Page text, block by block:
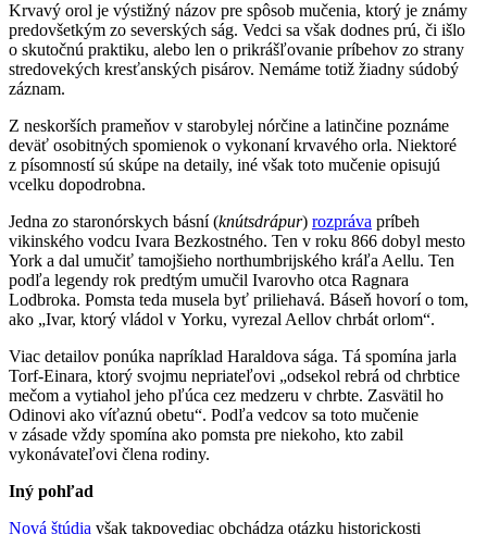
Krvavý orol je výstižný názov pre spôsob mučenia, ktorý je známy
predovšetkým zo severských ság. Vedci sa však dodnes prú, či išlo
o skutočnú praktiku, alebo len o prikrášľovanie príbehov zo strany
stredovekých kresťanských pisárov. Nemáme totiž žiadny súdobý
záznam.
Z neskorších prameňov v starobylej nórčine a latinčine poznáme
deväť osobitných spomienok o vykonaní krvavého orla. Niektoré
z písomností sú skúpe na detaily, iné však toto mučenie opisujú
vcelku dopodrobna.
Jedna zo staronórskych básní (knútsdrápur) rozpráva príbeh
vikinského vodcu Ivara Bezkostného. Ten v roku 866 dobyl mesto
York a dal umučiť tamojšieho northumbrijského kráľa Aellu. Ten
podľa legendy rok predtým umučil Ivarovho otca Ragnara
Lodbroka. Pomsta teda musela byť priliehavá. Báseň hovorí o tom,
ako „Ivar, ktorý vládol v Yorku, vyrezal Aellov chrbát orlom“.
Viac detailov ponúka napríklad Haraldova sága. Tá spomína jarla
Torf-Einara, ktorý svojmu nepriateľovi „odsekol rebrá od chrbtice
mečom a vytiahol jeho pľúca cez medzeru v chrbte. Zasvätil ho
Odinovi ako víťaznú obetu“. Podľa vedcov sa toto mučenie
v zásade vždy spomína ako pomsta pre niekoho, kto zabil
vykonávateľovi člena rodiny.
Iný pohľad
Nová štúdia však takpovediac obchádza otázku historickosti